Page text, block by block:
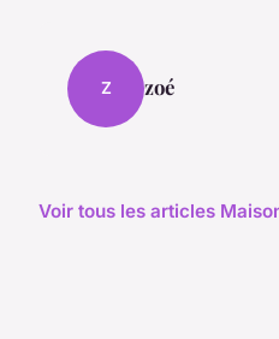
Z zoé
Voir tous les articles